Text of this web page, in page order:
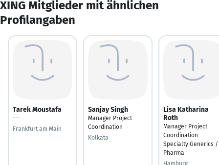
XING Mitglieder mit ähnlichen
Profilangaben
Tarek Moustafa
---
Frankfurt am Main
Sanjay Singh
Manager Project
Coordination
Kolkata
Lisa Katharina
Roth
Manager Project
Coordination
Specialty Generics /
Pharma
Hamburg